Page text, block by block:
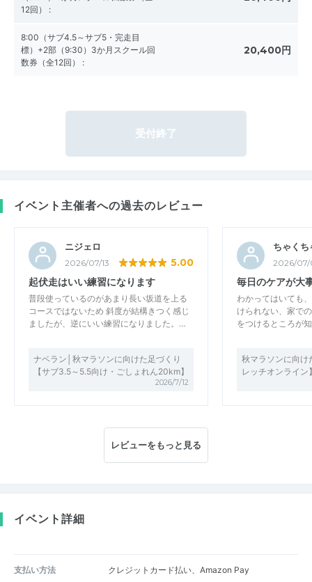
12回） :
8:00（サブ4.5～サブ5・完走目
標）+2部（9:30）3か月スクール回
数券（全12回） :
20,400円
受付終了
イベント主催者への過去のレビュー
ニジェロ
2026/07/13 5.00
起伏走はいい練習になります
普段使っているのがあまり長い坂道を上る
コースではないため 斜度が結構きつく感じ
ましたが、逆にいい練習になりました。…
ナベラン│秋マラソンに向けた足づくり
【サブ3.5～5.5向け・ごしょれん20km】
2026/7/12
ちゃくち
2026/
毎日のケアが大
わかってはいても
けられない、家で
をつけるところが
秋マラソンに向
レッチオンライン
レビューをもっと見る
イベント詳細
支払い方法 クレジットカード払い、Amazon Pay